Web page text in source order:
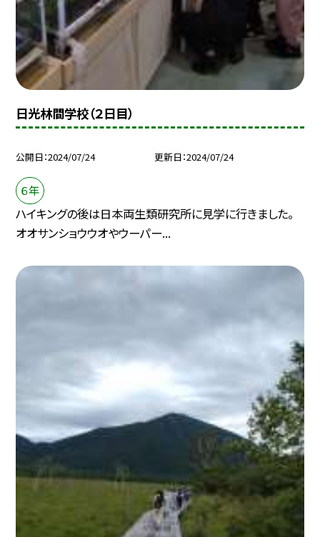
日光林間学校（２日目）
公開日 2024/07/24 更新日 2024/07/24
６年
ハイキングの後は日本両生類研究所に見学に行きました。
オオサンショウウオやウーパー...